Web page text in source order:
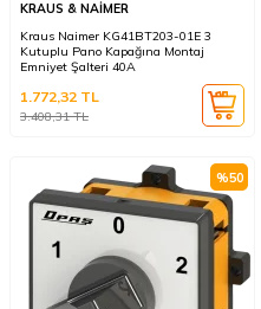
KRAUS & NAİMER
Kraus Naimer KG41BT203-01E 3
Kutuplu Pano Kapağına Montaj
Emniyet Şalteri 40A
3.408,31TL
1.772,32 TL
%50